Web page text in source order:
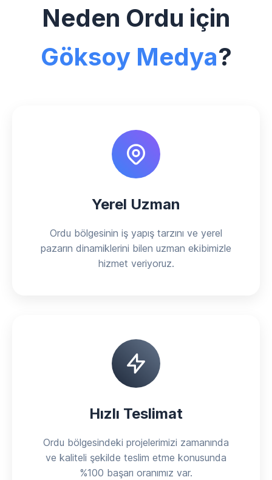
Neden Ordu için
Göksoy Medya?
Yerel Uzman
Ordu bölgesinin iş yapış tarzını ve yerel
pazarın dinamiklerini bilen uzman ekibimizle
hizmet veriyoruz.
Hızlı Teslimat
Ordu bölgesindeki projelerimizi zamanında
ve kaliteli şekilde teslim etme konusunda
%100 başarı oranımız var.